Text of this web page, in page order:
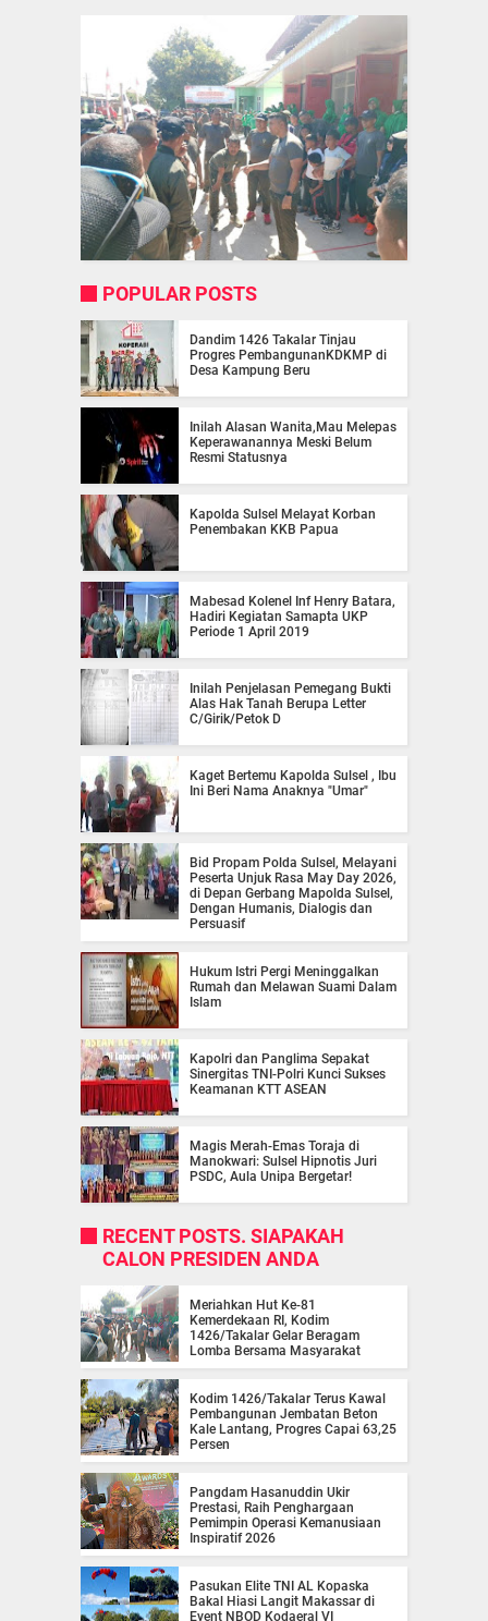
POPULAR POSTS
Dandim 1426 Takalar Tinjau
Progres PembangunanKDKMP di
Desa Kampung Beru
Inilah Alasan Wanita,Mau Melepas
Keperawanannya Meski Belum
Resmi Statusnya
Kapolda Sulsel Melayat Korban
Penembakan KKB Papua
Mabesad Kolenel Inf Henry Batara,
Hadiri Kegiatan Samapta UKP
Periode 1 April 2019
Inilah Penjelasan Pemegang Bukti
Alas Hak Tanah Berupa Letter
C/Girik/Petok D
Kaget Bertemu Kapolda Sulsel , Ibu
Ini Beri Nama Anaknya "Umar"
Bid Propam Polda Sulsel, Melayani
Peserta Unjuk Rasa May Day 2026,
di Depan Gerbang Mapolda Sulsel,
Dengan Humanis, Dialogis dan
Persuasif
Hukum Istri Pergi Meninggalkan
Rumah dan Melawan Suami Dalam
Islam
Kapolri dan Panglima Sepakat
Sinergitas TNI-Polri Kunci Sukses
Keamanan KTT ASEAN
Magis Merah-Emas Toraja di
Manokwari: Sulsel Hipnotis Juri
PSDC, Aula Unipa Bergetar!
RECENT POSTS. SIAPAKAH
CALON PRESIDEN ANDA
Meriahkan Hut Ke-81
Kemerdekaan RI, Kodim
1426/Takalar Gelar Beragam
Lomba Bersama Masyarakat
Kodim 1426/Takalar Terus Kawal
Pembangunan Jembatan Beton
Kale Lantang, Progres Capai 63,25
Persen
Pangdam Hasanuddin Ukir
Prestasi, Raih Penghargaan
Pemimpin Operasi Kemanusiaan
Inspiratif 2026
Pasukan Elite TNI AL Kopaska
Bakal Hiasi Langit Makassar di
Event NBOD Kodaeral VI